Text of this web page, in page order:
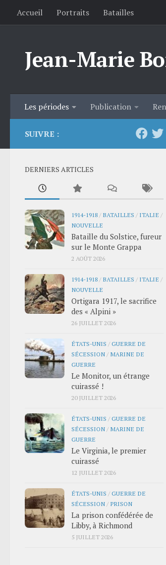
Skip to content
Accueil Portraits Batailles
Jean-Marie
Les périodes Publication
SUIVRE :
DERNIERS ARTICLES
1914-1918 / BATAILLES / ITALIE /
NOUVELLE
Bataille du Solstice, fureur
sur le Monte Grappa
2 AOÛT 2026
1914-1918 / BATAILLES / ITALIE /
NOUVELLE
Ortigara 1917, le sacrifice
des « Alpini »
26 JUILLET 2026
ÉTATS-UNIS /GUERRE DE
SÉCESSION / MARINE DE
GUERRE
Le Monitor, un étrange
cuirassé !
20 JUILLET 2026
ÉTATS-UNIS /GUERRE DE
SÉCESSION / MARINE DE
GUERRE
Le Virginia, le premier
cuirassé
12 JUILLET 2026
ÉTATS-UNIS /GUERRE DE
SÉCESSION / PRISON
La prison confédérée de
Libby, à Richmond
5 JUILLET 2026